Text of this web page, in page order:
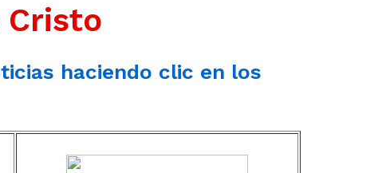
Cristo
haciendo clic en los